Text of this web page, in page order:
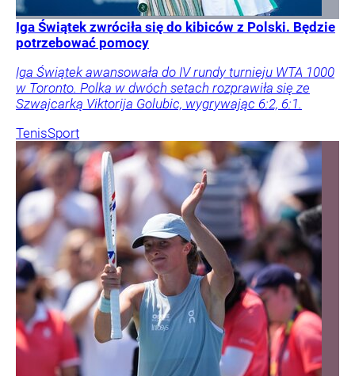
Iga Świątek zwróciła się do kibiców z Polski. Będzie
potrzebować pomocy
Iga Świątek awansowała do IV rundy turnieju WTA 1000
w Toronto. Polka w dwóch setach rozprawiła się ze
Szwajcarką Viktorija Golubic, wygrywając 6:2, 6:1.
TenisSport